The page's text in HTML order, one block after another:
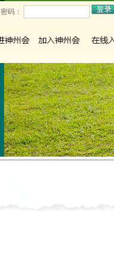
密码：